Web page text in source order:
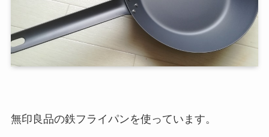
無印良品の鉄フライパンを使っています。